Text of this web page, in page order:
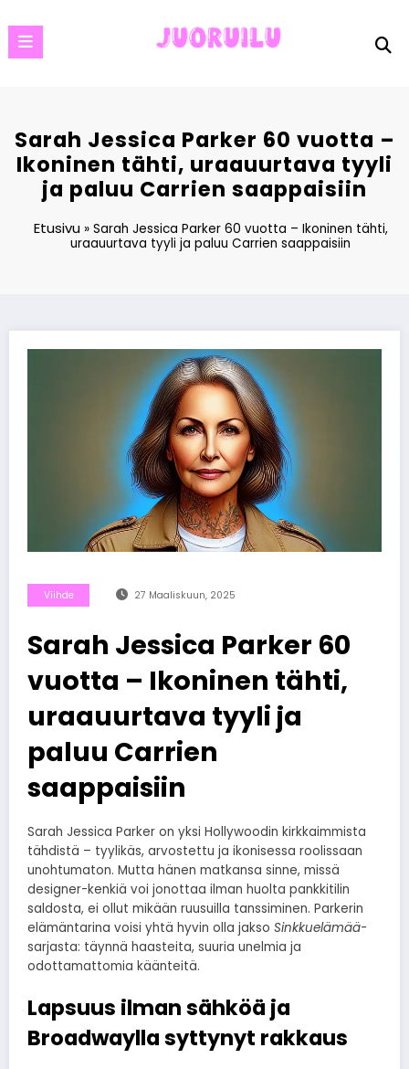
to
content
Sarah Jessica Parker 60 vuotta –
Ikoninen tähti, uraauurtava tyyli
ja paluu Carrien saappaisiin
Etusivu» Sarah Jessica Parker 60 vuotta – Ikoninen tähti,
uraauurtava tyyli ja paluu Carrien saappaisiin
Viihde 27 Maaliskuun, 2025
Sarah Jessica Parker 60
vuotta – Ikoninen tähti,
uraauurtava tyyli ja
paluu Carrien
saappaisiin
Sarah Jessica Parker on yksi Hollywoodin kirkkaimmista
tähdistä – tyylikäs, arvostettu ja ikonisessa roolissaan
unohtumaton. Mutta hänen matkansa sinne, missä
designer-kenkiä voi jonottaa ilman huolta pankkitilin
saldosta, ei ollut mikään ruusuilla tanssiminen. Parkerin
elämäntarina voisi yhtä hyvin olla jakso Sinkkuelämää-
sarjasta: täynnä haasteita, suuria unelmia ja
odottamattomia käänteitä.
Lapsuus ilman sähköä ja
Broadwaylla syttynyt rakkaus